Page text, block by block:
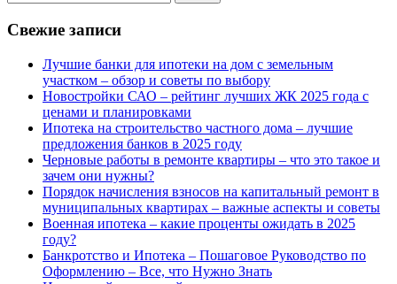
Свежие записи
Лучшие банки для ипотеки на дом с земельным
участком – обзор и советы по выбору
Новостройки САО – рейтинг лучших ЖК 2025 года с
ценами и планировками
Ипотека на строительство частного дома – лучшие
предложения банков в 2025 году
Черновые работы в ремонте квартиры – что это такое и
зачем они нужны?
Порядок начисления взносов на капитальный ремонт в
муниципальных квартирах – важные аспекты и советы
Военная ипотека – какие проценты ожидать в 2025
году?
Банкротство и Ипотека – Пошаговое Руководство по
Оформлению – Все, что Нужно Знать